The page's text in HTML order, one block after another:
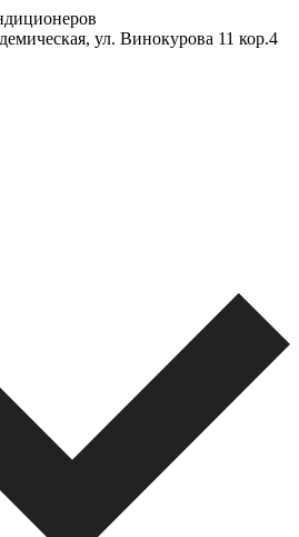
ул. Винокурова 11 кор.4